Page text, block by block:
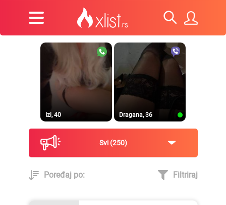
Izi, 40 Dragana, 36
Svi 250
Poređaj po: Filtriraj